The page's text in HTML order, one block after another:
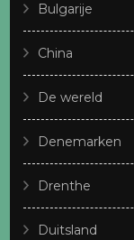
Bulgarije
China
De wereld
Denemarken
Drenthe
Duitsland